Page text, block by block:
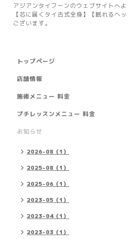
アジアンタイフーンのウェブサイトへ
【芯に届くタイ古式全身】【眠れるヘ
ございます。
トップページ
店舗情報
施術メニュー 料金
プチレッスンメニュー 料金
お知らせ
2026-08（1）
2025-08（1）
2025-06（1）
2023-05（1）
2023-04（1）
2023-03（1）